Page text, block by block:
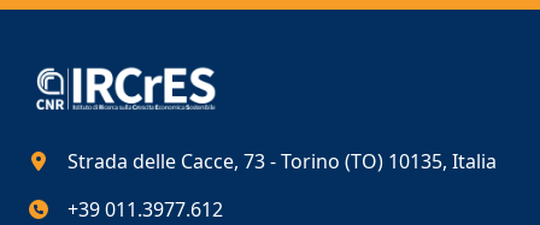
Strada delle Cacce, 73 - Torino (TO) 10135, Italia
+39 011.3977.612